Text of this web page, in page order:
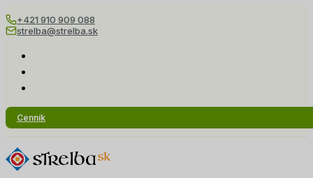
+421 910 909 088
strelba@strelba.sk
Cenník